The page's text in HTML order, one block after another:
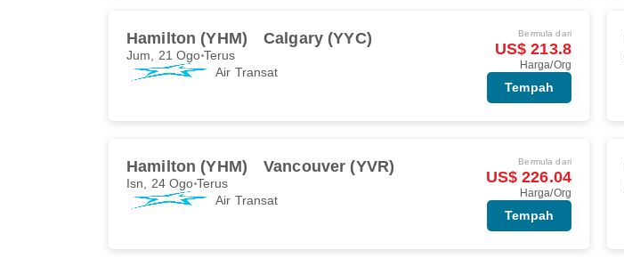
Hamilton (YHM) Calgary (YYC)
Jum, 21 Ogo Terus
Air Transat
Bermula dari
US$ 213.8
Harga/Org
Tempah
Hamilton (YHM) Vancouver (YVR)
Isn, 24 Ogo Terus
Air Transat
Bermula dari
US$ 226.04
Harga/Org
Tempah